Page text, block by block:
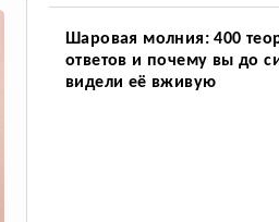
Шаровая молния: 400
ответов и почему вы до
видели её вживую